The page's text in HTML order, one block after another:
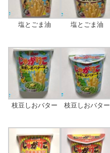
塩とごま油 塩とごま油
枝豆しおバター 枝豆しおバター